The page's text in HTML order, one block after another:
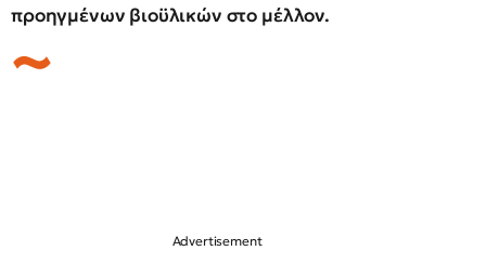
προηγμένων βιοϋλικών στο μέλλον.